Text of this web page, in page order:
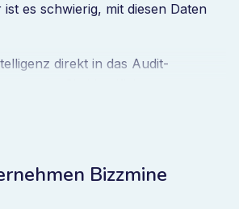
es schwierig, mit diesen Daten
direkt in das Audit-
an allen Standorten,
Korrekturmassnahmen lösen eine
die Probleme systemisch
Bizzmine